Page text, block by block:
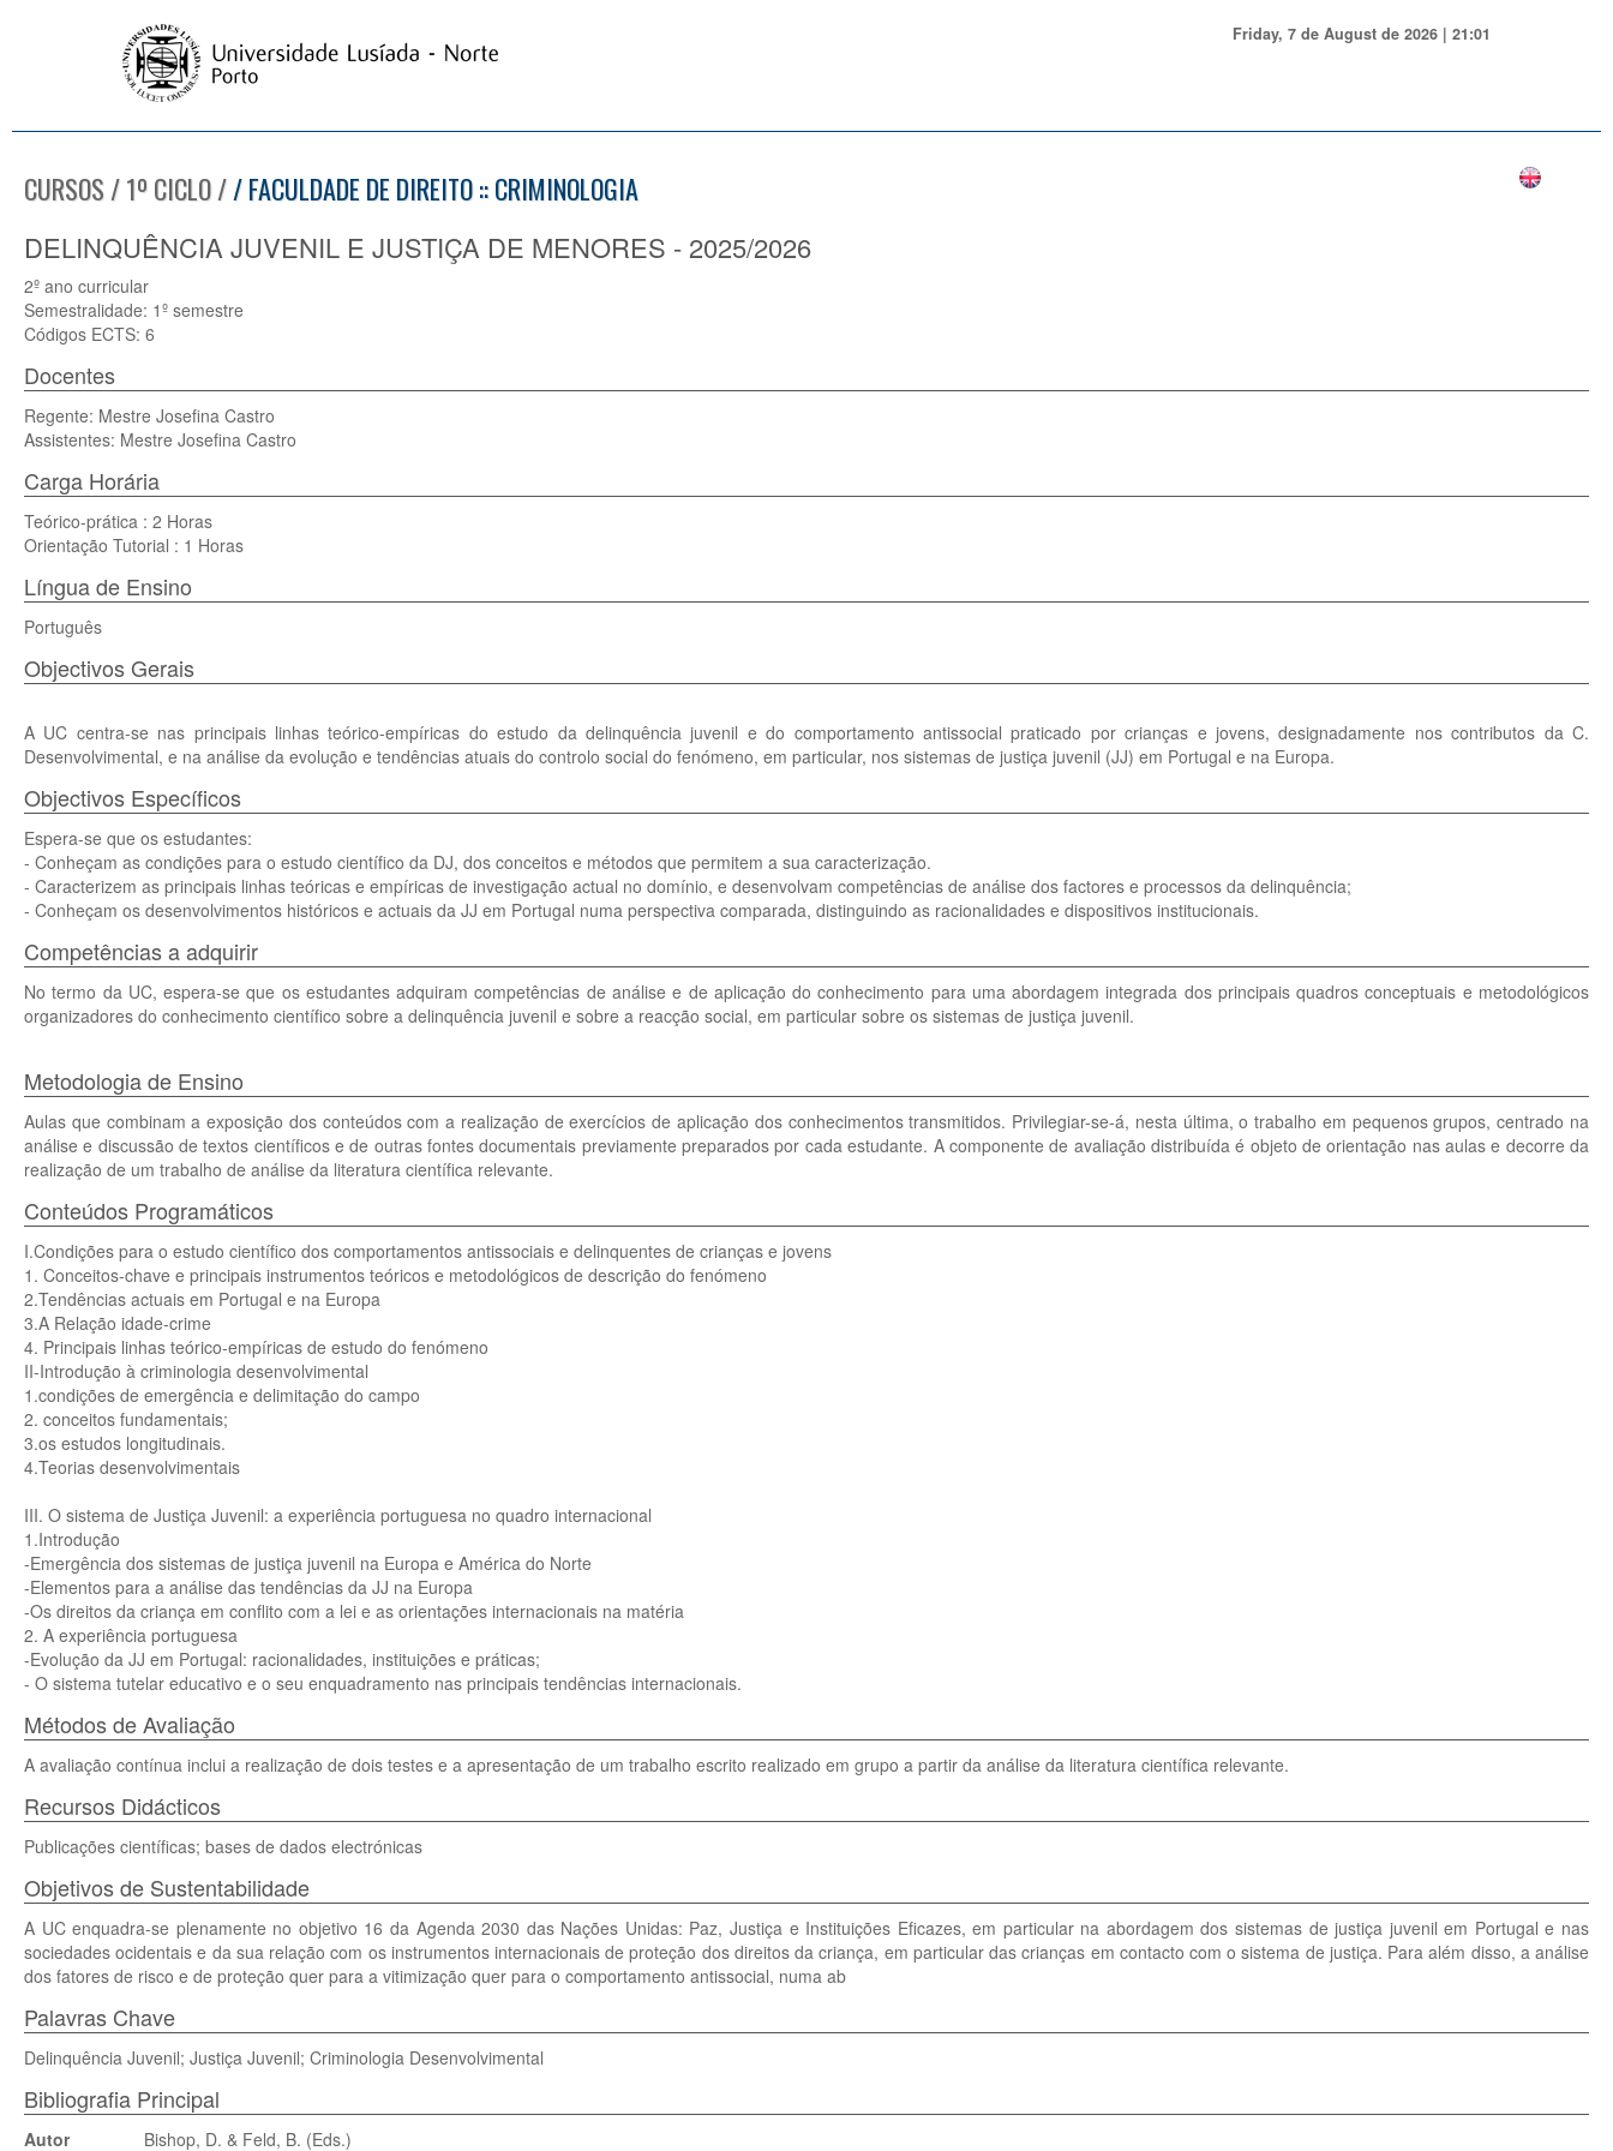
Friday, 7 de August de 2026 | 21:01
CURSOS / 1º CICLO // FACULDADE DE DIREITO :: CRIMINOLOGIA
DELINQUÊNCIA JUVENIL E JUSTIÇA DE MENORES - 2025/2026
2º ano curricular
Semestralidade: 1º semestre
Códigos ECTS: 6
Docentes
Regente: Mestre Josefina Castro
Assistentes: Mestre Josefina Castro
Carga Horária
Teórico-prática : 2 Horas
Orientação Tutorial : 1 Horas
Língua de Ensino
Português
Objectivos Gerais
A UC centra-se nas principais linhas teórico-empíricas do estudo da delinquência juvenil e do comportamento antissocial praticado por crianças e jovens, designadamente nos contributos da C.
Desenvolvimental, e na análise da evolução e tendências atuais do controlo social do fenómeno, em particular, nos sistemas de justiça juvenil (JJ) em Portugal e na Europa.
Objectivos Específicos
Espera-se que os estudantes:
- Conheçam as condições para o estudo científico da DJ, dos conceitos e métodos que permitem a sua caracterização.
- Caracterizem as principais linhas teóricas e empíricas de investigação actual no domínio, e desenvolvam competências de análise dos factores e processos da delinquência;
- Conheçam os desenvolvimentos históricos e actuais da JJ em Portugal numa perspectiva comparada, distinguindo as racionalidades e dispositivos institucionais.
Competências a adquirir
No termo da UC, espera-se que os estudantes adquiram competências de análise e de aplicação do conhecimento para uma abordagem integrada dos principais quadros conceptuais e metodológicos
organizadores do conhecimento científico sobre a delinquência juvenil e sobre a reacção social, em particular sobre os sistemas de justiça juvenil.
Metodologia de Ensino
Aulas que combinam a exposição dos conteúdos com a realização de exercícios de aplicação dos conhecimentos transmitidos. Privilegiar-se-á, nesta última, o trabalho em pequenos grupos, centrado na
análise e discussão de textos científicos e de outras fontes documentais previamente preparados por cada estudante. A componente de avaliação distribuída é objeto de orientação nas aulas e decorre da
realização de um trabalho de análise da literatura científica relevante.
Conteúdos Programáticos
I.Condições para o estudo científico dos comportamentos antissociais e delinquentes de crianças e jovens
1. Conceitos-chave e principais instrumentos teóricos e metodológicos de descrição do fenómeno
2.Tendências actuais em Portugal e na Europa
3.A Relação idade-crime
4. Principais linhas teórico-empíricas de estudo do fenómeno
II-Introdução à criminologia desenvolvimental
1.condições de emergência e delimitação do campo
2. conceitos fundamentais;
3.os estudos longitudinais.
4.Teorias desenvolvimentais
III. O sistema de Justiça Juvenil: a experiência portuguesa no quadro internacional
1.Introdução
-Emergência dos sistemas de justiça juvenil na Europa e América do Norte
-Elementos para a análise das tendências da JJ na Europa
-Os direitos da criança em conflito com a lei e as orientações internacionais na matéria
2. A experiência portuguesa
-Evolução da JJ em Portugal: racionalidades, instituições e práticas;
- O sistema tutelar educativo e o seu enquadramento nas principais tendências internacionais.
Métodos de Avaliação
A avaliação contínua inclui a realização de dois testes e a apresentação de um trabalho escrito realizado em grupo a partir da análise da literatura científica relevante.
Recursos Didácticos
Publicações científicas; bases de dados electrónicas
Objetivos de Sustentabilidade
A UC enquadra-se plenamente no objetivo 16 da Agenda 2030 das Nações Unidas: Paz, Justiça e Instituições Eficazes, em particular na abordagem dos sistemas de justiça juvenil em Portugal e nas
sociedades ocidentais e da sua relação com os instrumentos internacionais de proteção dos direitos da criança, em particular das crianças em contacto com o sistema de justiça. Para além disso, a análise
dos fatores de risco e de proteção quer para a vitimização quer para o comportamento antissocial, numa ab
Palavras Chave
Delinquência Juvenil; Justiça Juvenil; Criminologia Desenvolvimental
Bibliografia Principal
Autor
Bishop, D. & Feld, B. (Eds.)